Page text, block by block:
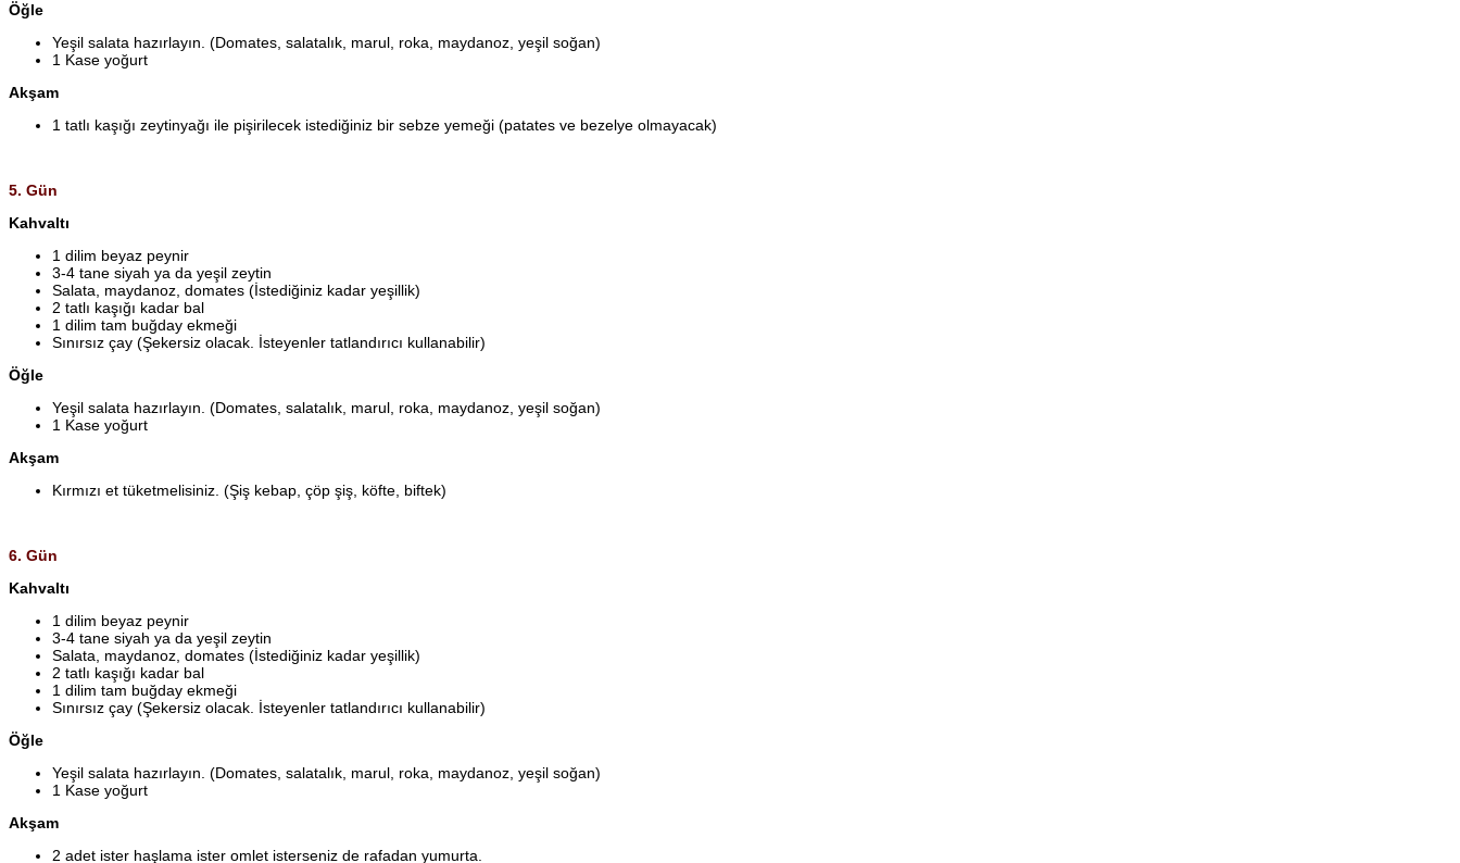
Öğle
Yeşil salata hazırlayın. (Domates, salatalık, marul, roka, maydanoz, yeşil soğan)
1 Kase yoğurt
Akşam
1 tatlı kaşığı zeytinyağı ile pişirilecek istediğiniz bir sebze yemeği (patates ve bezelye olmayacak)
5. Gün
Kahvaltı
1 dilim beyaz peynir
3-4 tane siyah ya da yeşil zeytin
Salata, maydanoz, domates (İstediğiniz kadar yeşillik)
2 tatlı kaşığı kadar bal
1 dilim tam buğday ekmeği
Sınırsız çay (Şekersiz olacak. İsteyenler tatlandırıcı kullanabilir)
Öğle
Yeşil salata hazırlayın. (Domates, salatalık, marul, roka, maydanoz, yeşil soğan)
1 Kase yoğurt
Akşam
Kırmızı et tüketmelisiniz. (Şiş kebap, çöp şiş, köfte, biftek)
6. Gün
Kahvaltı
1 dilim beyaz peynir
3-4 tane siyah ya da yeşil zeytin
Salata, maydanoz, domates (İstediğiniz kadar yeşillik)
2 tatlı kaşığı kadar bal
1 dilim tam buğday ekmeği
Sınırsız çay (Şekersiz olacak. İsteyenler tatlandırıcı kullanabilir)
Öğle
Yeşil salata hazırlayın. (Domates, salatalık, marul, roka, maydanoz, yeşil soğan)
1 Kase yoğurt
Akşam
2 adet ister haşlama ister omlet isterseniz de rafadan yumurta.